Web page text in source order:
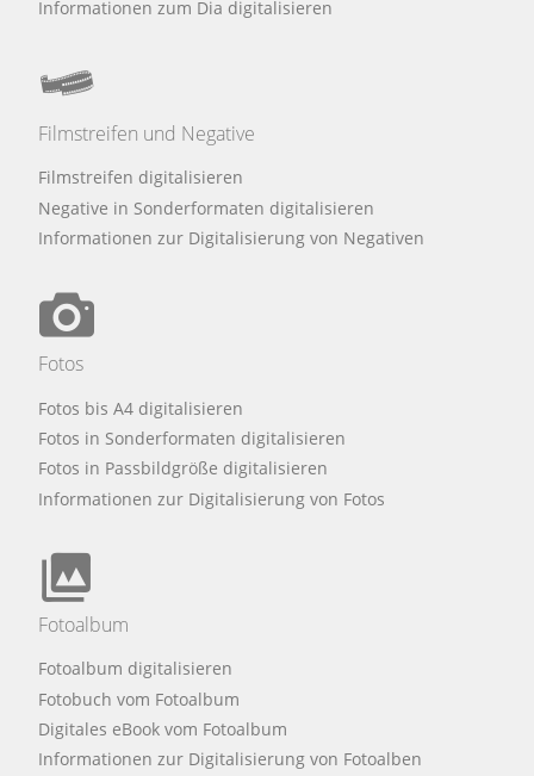
Informationen zum Dia digitalisieren
Filmstreifen und Negative
Filmstreifen digitalisieren
Negative in Sonderformaten digitalisieren
Informationen zur Digitalisierung von Negativen
Fotos
Fotos bis A4 digitalisieren
Fotos in Sonderformaten digitalisieren
Fotos in Passbildgröße digitalisieren
Informationen zur Digitalisierung von Fotos
Fotoalbum
Fotoalbum digitalisieren
Fotobuch vom Fotoalbum
Digitales eBook vom Fotoalbum
Informationen zur Digitalisierung von Fotoalben